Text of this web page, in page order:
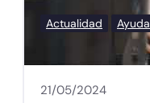
Actualidad
21/05/2024